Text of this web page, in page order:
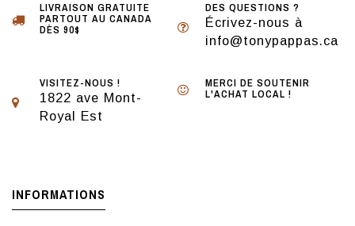
LIVRAISON GRATUITE
PARTOUT AU CANADA
DÈS 90$
DES QUESTIONS ?
Écrivez-nous à
info@tonypappas.ca
VISITEZ-NOUS !
1822 ave Mont-
Royal Est
MERCI DE SOUTENIR
L'ACHAT LOCAL !
INFORMATIONS